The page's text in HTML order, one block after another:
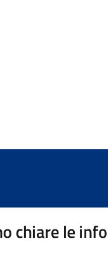
chiare le